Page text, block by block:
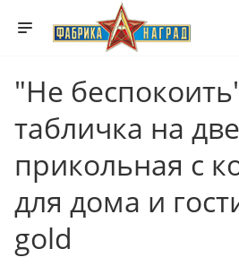
"Не
табличка на
прикольная с
для дома и
gold